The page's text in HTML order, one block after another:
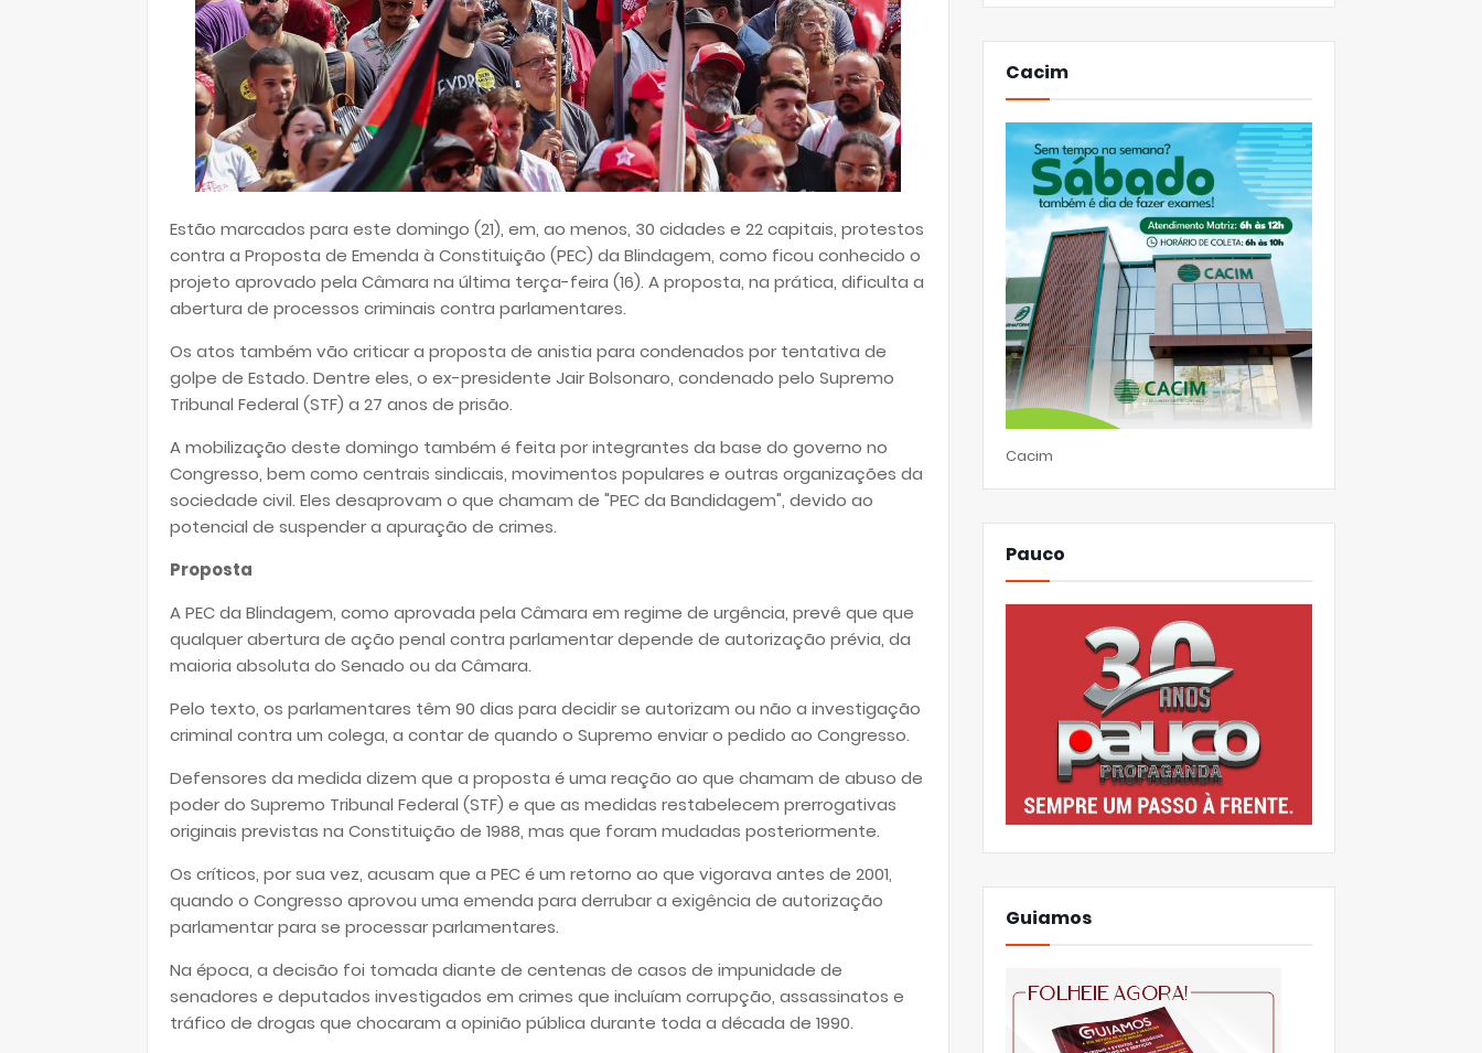
Estão marcados para este domingo (21), em, ao menos, 30 cidades e 22 capitais, protestos
contra a Proposta de Emenda à Constituição (PEC) da Blindagem, como ficou conhecido o
projeto aprovado pela Câmara na última terça-feira (16). A proposta, na prática, dificulta a
abertura de processos criminais contra parlamentares.
Os atos também vão criticar a proposta de anistia para condenados por tentativa de
golpe de Estado. Dentre eles, o ex-presidente Jair Bolsonaro, condenado pelo Supremo
Tribunal Federal (STF) a 27 anos de prisão.
A mobilização deste domingo também é feita por integrantes da base do governo no
Congresso, bem como centrais sindicais, movimentos populares e outras organizações da
sociedade civil. Eles desaprovam o que chamam de "PEC da Bandidagem", devido ao
potencial de suspender a apuração de crimes.
Proposta
A PEC da Blindagem, como aprovada pela Câmara em regime de urgência, prevê que que
qualquer abertura de ação penal contra parlamentar depende de autorização prévia, da
maioria absoluta do Senado ou da Câmara.
Pelo texto, os parlamentares têm 90 dias para decidir se autorizam ou não a investigação
criminal contra um colega, a contar de quando o Supremo enviar o pedido ao Congresso.
Defensores da medida dizem que a proposta é uma reação ao que chamam de abuso de
poder do Supremo Tribunal Federal (STF) e que as medidas restabelecem prerrogativas
originais previstas na Constituição de 1988, mas que foram mudadas posteriormente.
Os críticos, por sua vez, acusam que a PEC é um retorno ao que vigorava antes de 2001,
quando o Congresso aprovou uma emenda para derrubar a exigência de autorização
parlamentar para se processar parlamentares.
Na época, a decisão foi tomada diante de centenas de casos de impunidade de
senadores e deputados investigados em crimes que incluíam corrupção, assassinatos e
tráfico de drogas que chocaram a opinião pública durante toda a década de 1990.
Cacim
Cacim
Pauco
Guiamos